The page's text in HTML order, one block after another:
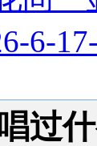
6-
过